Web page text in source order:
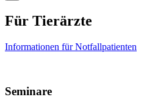
Für Tierärzte
Informationen für Notfallpatienten
Seminare